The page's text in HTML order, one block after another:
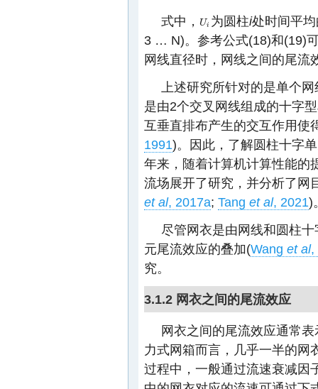
式中， Ui
Ui 为圆柱i处时间平
3 … N)。参考公式(18)和(19)
网线直径时，网线之间的尾流
上述研究所针对的是单个
是由2个交叉网线组成的十字
互垂直排布产生的交互作用使
1991)。因此，了解圆柱十字
年来，随着计算机计算性能的
流场展开了研究，并分析了网
et al, 2017a; Tang et al, 2021)
尽管网衣是由网线和圆柱
元尾流效应的叠加(Wang et al,
究。
3.1.2 网衣之间的尾流效应
网衣之间的尾流效应通常
力式网箱而言，几乎一半的网
过程中，一般通过流速衰减因